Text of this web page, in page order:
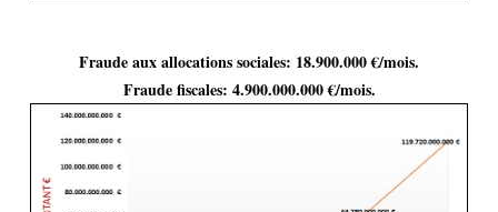
Fraude aux allocations sociales: 18.900.000 €/mois.
Fraude fiscales: 4.900.000.000 €/mois.